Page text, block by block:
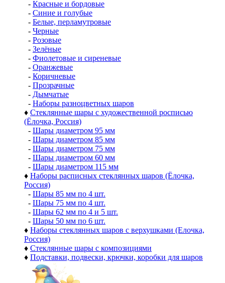
- Красные и бордовые
- Синие и голубые
- Белые, перламутровые
- Черные
- Розовые
- Зелёные
- Фиолетовые и сиреневые
- Оранжевые
- Коричневые
- Прозрачные
- Дымчатые
- Наборы разноцветных шаров
♦ Стеклянные шары с художественной росписью
(Ёлочка, Россия)
- Шары диаметром 95 мм
- Шары диаметром 85 мм
- Шары диаметром 75 мм
- Шары диаметром 60 мм
- Шары диаметром 115 мм
♦ Наборы расписных стеклянных шаров (Ёлочка,
Россия)
- Шары 85 мм по 4 шт.
- Шары 75 мм по 4 шт.
- Шары 62 мм по 4 и 5 шт.
- Шары 50 мм по 6 шт.
♦ Наборы стеклянных шаров с верхушками (Елочка,
Россия)
♦ Стеклянные шары с композициями
♦ Подставки, подвески, крючки, коробки для шаров